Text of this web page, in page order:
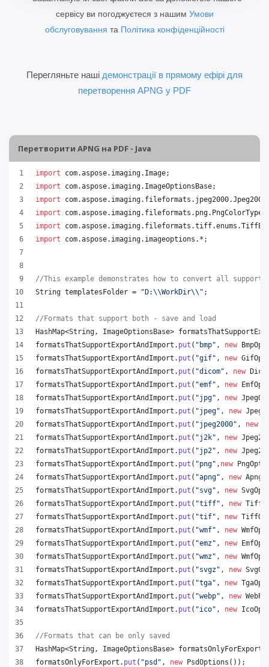
сервісу ви погоджуєтеся з нашим Умови
обслуговування та Політика конфіденційності
Перегляньте наші демонстрації в прямому ефірі для
перетворення APNG у PDF
Перетворити APNG на PDF - Java
import com.aspose. imaging. Image;
import
com.aspose. imaging. ImageOptionsBase;
import
com.aspose. imaging. fileformats . jpeg2000.
import
com.aspose. imaging. fileformats . png. PngColorType
import
com.aspose. imaging. fileformats .tiff.enums .
import
com.aspose. imaging. imageoptions .*;
//This example demonstrates how to convert all
String templatesFolder = "D:\\WorkDir\\ " ;
//Formats that support both - save and load
HashMap<String , ImageOptionsBase>
formatsThatSupportExportAndImport . put ( "bmp" , new
formatsThatSupportExportAndImport . put ( "gif" , new
formatsThatSupportExportAndImport . put ( "dicom" , new
formatsThatSupportExportAndImport . put ( "emf" , new
formatsThatSupportExportAndImport . put ( "jpg" , new
formatsThatSupportExportAndImport . put ( "jpeg" , new
formatsThatSupportExportAndImport . put ( "jpeg2000" , new
formatsThatSupportExportAndImport . put ( "j2k" , new
formatsThatSupportExportAndImport . put ( "jp2" , new
formatsThatSupportExportAndImport . put ( "png" , new
formatsThatSupportExportAndImport . put ( "apng" , new
formatsThatSupportExportAndImport . put ( "svg" , new
formatsThatSupportExportAndImport . put ( "tiff" , new
formatsThatSupportExportAndImport . put ( "tif" , new
formatsThatSupportExportAndImport . put ( "wmf" , new
formatsThatSupportExportAndImport . put ( "emz" , new
formatsThatSupportExportAndImport . put ( "wmz" , new
formatsThatSupportExportAndImport . put ( "svgz" , new
formatsThatSupportExportAndImport . put ( "tga" , new
formatsThatSupportExportAndImport . put ( "webp" , new
formatsThatSupportExportAndImport . put ( "ico" , new
//Formats that can be only saved
HashMap<String , ImageOptionsBase> formatsOnlyForExport
formatsOnlyForExport . put ( "psd" , new PsdOptions ());